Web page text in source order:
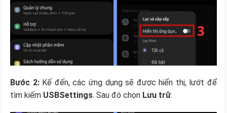
Bước 2:Kế đến, các ứng dụng sẽ được hiển thị, lướt để
tìm kiếm USBSettings. Sau đó chọn Lưu trữ.